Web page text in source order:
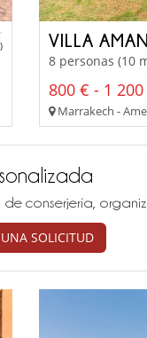
VILLA
8 personas (10
800 € - 1
Marrakech -
conserjería,
SOLICITUD